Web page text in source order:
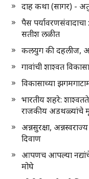
दाह कथा (सागर) -
पैस
सतीश लळीत
कलयुग की दहलीज,
गावांची शाश्वत
विकासाच्या
भारतीय शहरे:
राजकीय अडथळ्यांचे
अन्नसुरक्षा,
दिवाण
आपणच आपल्या नद्यांचे
मोघे